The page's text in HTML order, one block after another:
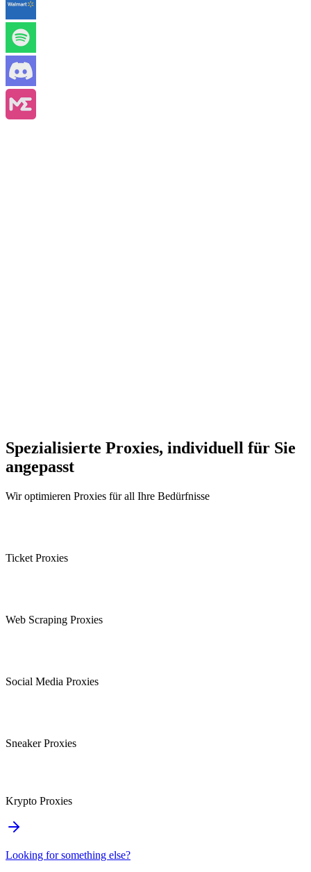
Spezialisierte Proxies, individuell für Sie
angepasst
Wir optimieren Proxies für all Ihre Bedürfnisse
Ticket Proxies
Web Scraping Proxies
Social Media Proxies
Sneaker Proxies
Krypto Proxies
Looking for something else?